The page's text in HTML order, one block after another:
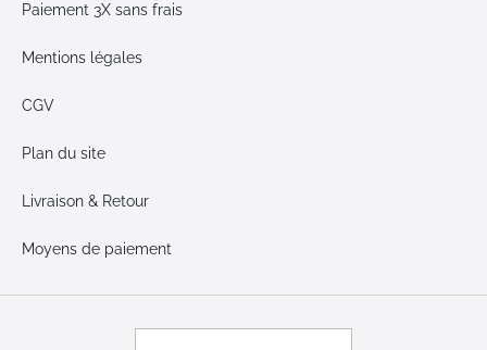
Paiement 3X sans frais
Mentions légales
CGV
Plan du site
Livraison & Retour
Moyens de paiement